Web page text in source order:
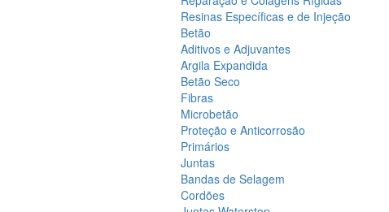
Resinas Específicas e de Injeção
Betão
Aditivos e Adjuvantes
Argila Expandida
Betão Seco
Fibras
Microbetão
Proteção e Anticorrosão
Primários
Juntas
Bandas de Selagem
Cordões